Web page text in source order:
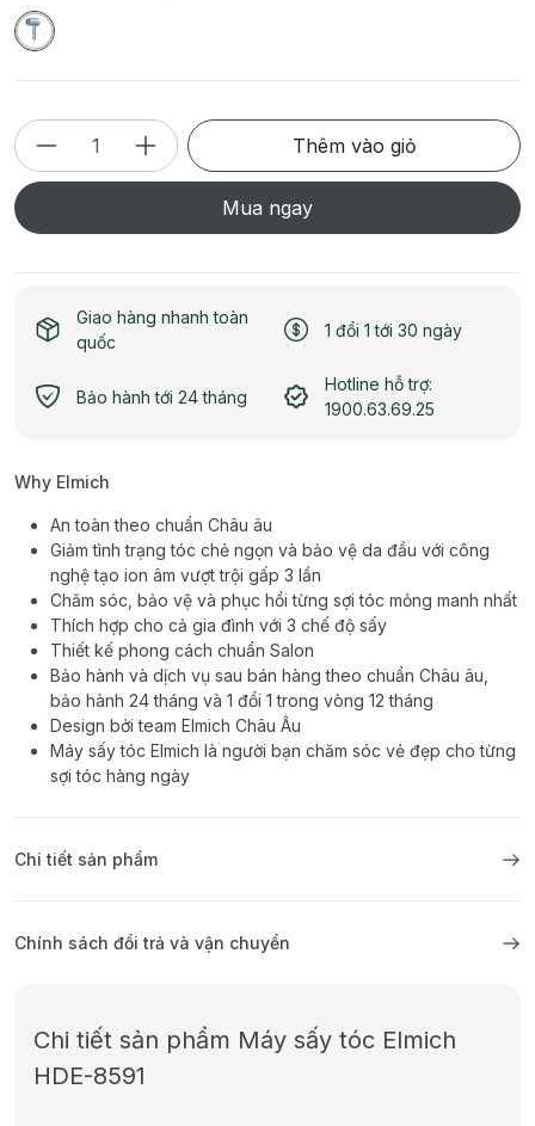
Thêm vào giỏ
Mua ngay
Giao hàng nhanh toàn
quốc
1 đổi 1 tới 30 ngày
Bảo hành tới 24 tháng
Hotline hỗ trợ:
1900.63.69.25
Why Elmich
An toàn theo chuẩn Châu âu
Giảm tình trạng tóc chẻ ngọn và bảo vệ da đầu với công
nghệ tạo ion âm vượt trội gấp 3 lần
Chăm sóc, bảo vệ và phục hồi từng sợi tóc mỏng manh nhất
Thích hợp cho cả gia đình với 3 chế độ sấy
Thiết kế phong cách chuẩn Salon
Bảo hành và dịch vụ sau bán hàng theo chuẩn Châu âu,
bảo hành 24 tháng và 1 đổi 1 trong vòng 12 tháng
Design bởi team Elmich Châu Âu
Máy sấy tóc Elmich là người bạn chăm sóc vẻ đẹp cho từng
sợi tóc hàng ngày
Chi tiết sản phẩm
Chính sách đổi trả và vận chuyển
Chi tiết sản phẩm Máy sấy tóc Elmich
HDE-8591